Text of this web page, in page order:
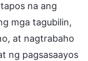
na ang
mga tagubilin,
at nagtrabaho
ng pagsasaayos